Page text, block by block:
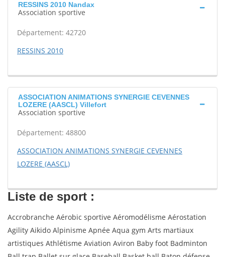
RESSINS 2010 Nandax
Association sportive
Département: 42720
RESSINS 2010
ASSOCIATION ANIMATIONS SYNERGIE CEVENNES
LOZERE (AASCL) Villefort
Association sportive
Département: 48800
ASSOCIATION ANIMATIONS SYNERGIE CEVENNES
LOZERE (AASCL)
Liste de sport :
Accrobranche Aérobic sportive Aéromodélisme Aérostation
Agility Aikido Alpinisme Apnée Aqua gym Arts martiaux
artistiques Athlétisme Aviation Aviron Baby foot Badminton